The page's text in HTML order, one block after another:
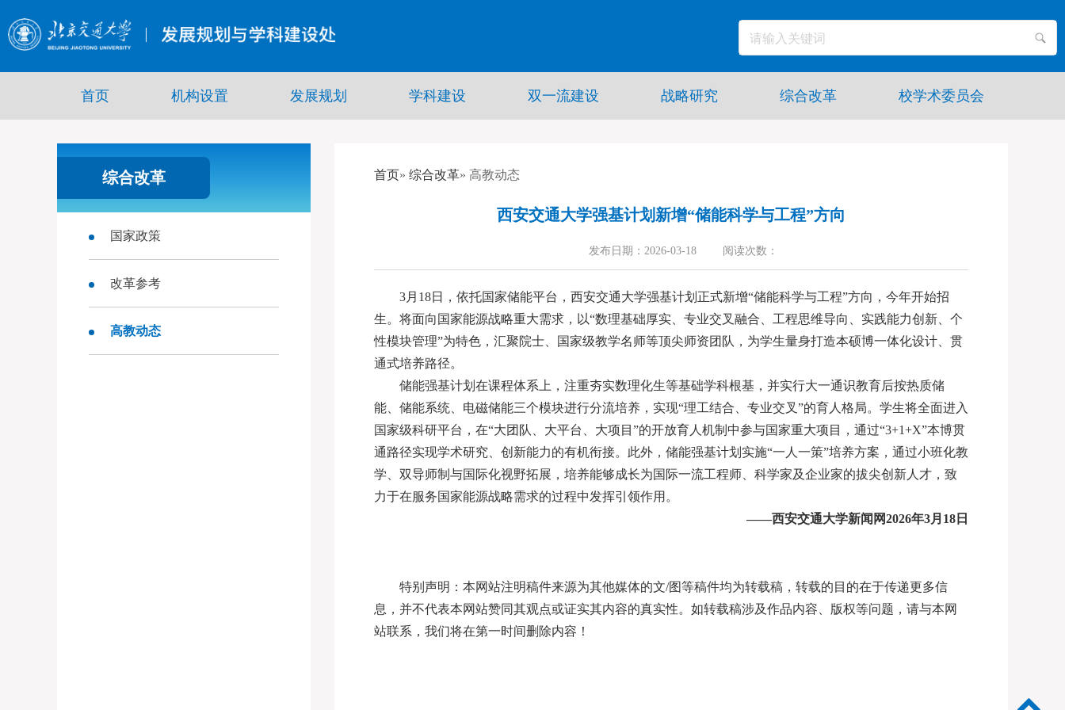
首页 机构设置 发展规划 学科建设 双一流建设 战略研究 综合改革 校学术委员会
综合改革
国家政策
改革参考
高教动态
首页» 综合改革» 高教动态
西安交通大学强基计划新增“储能科学与工程”方向
发布日期：2026-03-18 阅读次数：
3月18日，依托国家储能平台，西安交通大学强基计划正式新增“储能科学与工程”方向，今年开始招
生。将面向国家能源战略重大需求，以“数理基础厚实、专业交叉融合、工程思维导向、实践能力创新、个
性模块管理”为特色，汇聚院士、国家级教学名师等顶尖师资团队，为学生量身打造本硕博一体化设计、贯
通式培养路径。
储能强基计划在课程体系上，注重夯实数理化生等基础学科根基，并实行大一通识教育后按热质储
能、储能系统、电磁储能三个模块进行分流培养，实现“理工结合、专业交叉”的育人格局。学生将全面进入
国家级科研平台，在“大团队、大平台、大项目”的开放育人机制中参与国家重大项目，通过“3+1+X”本博贯
通路径实现学术研究、创新能力的有机衔接。此外，储能强基计划实施“一人一策”培养方案，通过小班化教
学、双导师制与国际化视野拓展，培养能够成长为国际一流工程师、科学家及企业家的拔尖创新人才，致
力于在服务国家能源战略需求的过程中发挥引领作用。
——西安交通大学新闻网2026年3月18日
特别声明：本网站注明稿件来源为其他媒体的文/图等稿件均为转载稿，转载的目的在于传递更多信
息，并不代表本网站赞同其观点或证实其内容的真实性。如转载稿涉及作品内容、版权等问题，请与本网
站联系，我们将在第一时间删除内容！